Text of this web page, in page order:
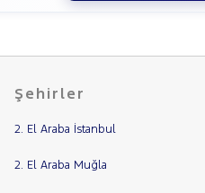
Şehirler
2. El Araba İstanbul
2. El Araba Muğla